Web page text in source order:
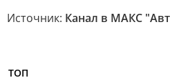
Источник: Канал в МАКС
ТОП